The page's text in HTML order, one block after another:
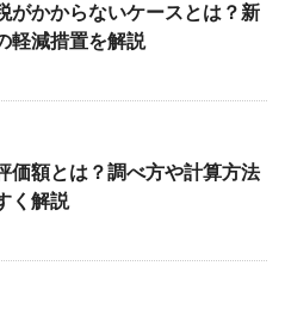
がかからないケースとは？新
軽減措置を解説
価額とは？調べ方や計算方法
く解説